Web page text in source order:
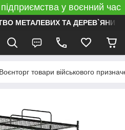
у воєнний час
МЕТАЛЕВИХ ТА ДЕРЕВ`ЯНИХ
Воєнторг товари військового